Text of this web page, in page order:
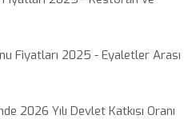
Fiyatları 2025 - Eyaletler Arası
2026 Yılı Devlet Katkısı Oranı